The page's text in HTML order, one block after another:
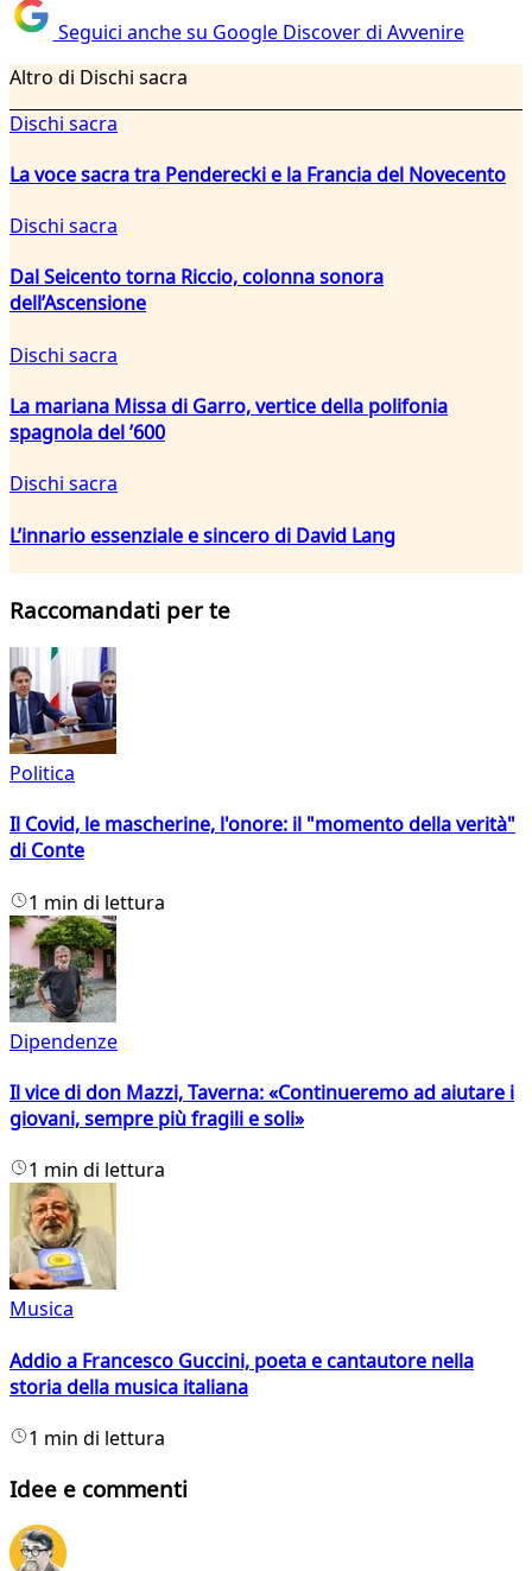
Seguici anche su Google Discover di Avvenire
Altro di Dischi sacra
Dischi sacra
La voce sacra tra Penderecki e la Francia del Novecento
Dischi sacra
Dal Seicento torna Riccio, colonna sonora
dell’Ascensione
Dischi sacra
La mariana Missa di Garro, vertice della polifonia
spagnola del ’600
Dischi sacra
L’innario essenziale e sincero di David Lang
Raccomandati per te
Politica
Il Covid, le mascherine, l'onore: il "momento della verità"
di Conte
1 min di lettura
Dipendenze
Il vice di don Mazzi, Taverna: «Continueremo ad aiutare i
giovani, sempre più fragili e soli»
1 min di lettura
Musica
Addio a Francesco Guccini, poeta e cantautore nella
storia della musica italiana
1 min di lettura
Idee e commenti